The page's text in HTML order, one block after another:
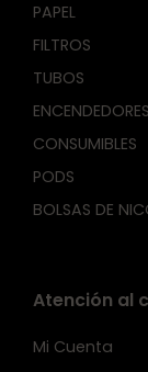
PAPEL
FILTROS
TUBOS
ENCENDEDORES
CONSUMIBLES
PODS
BOLSAS DE
Atención al
Mi Cuenta